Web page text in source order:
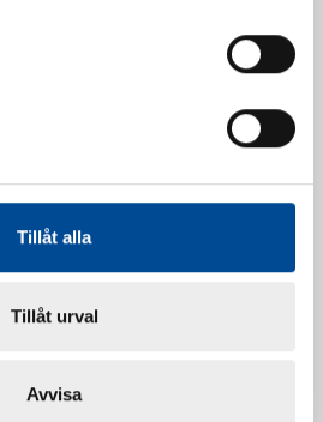
Tillåt alla
Tillåt urval
Avvisa
Monteringssats foder